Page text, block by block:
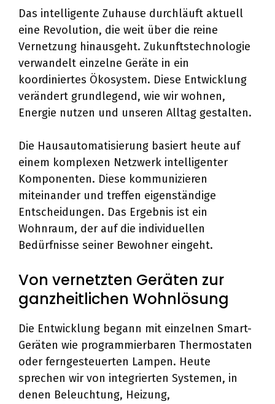
Das intelligente Zuhause durchläuft aktuell
eine Revolution, die weit über die reine
Vernetzung hinausgeht. Zukunftstechnologie
verwandelt einzelne Geräte in ein
koordiniertes Ökosystem. Diese Entwicklung
verändert grundlegend, wie wir wohnen,
Energie nutzen und unseren Alltag gestalten.
Die Hausautomatisierung basiert heute auf
einem komplexen Netzwerk intelligenter
Komponenten. Diese kommunizieren
miteinander und treffen eigenständige
Entscheidungen. Das Ergebnis ist ein
Wohnraum, der auf die individuellen
Bedürfnisse seiner Bewohner eingeht.
Von vernetzten Geräten zur
ganzheitlichen Wohnlösung
Die Entwicklung begann mit einzelnen Smart-
Geräten wie programmierbaren Thermostaten
oder ferngesteuerten Lampen. Heute
sprechen wir von integrierten Systemen, in
denen Beleuchtung, Heizung,